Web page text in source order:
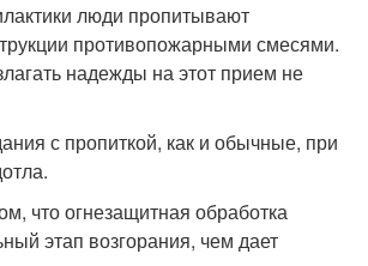
люди пропитывают
противопожарными смесями.
надежды на этот прием не
с пропиткой, как и обычные, при
что огнезащитная обработка
этап возгорания, чем дает